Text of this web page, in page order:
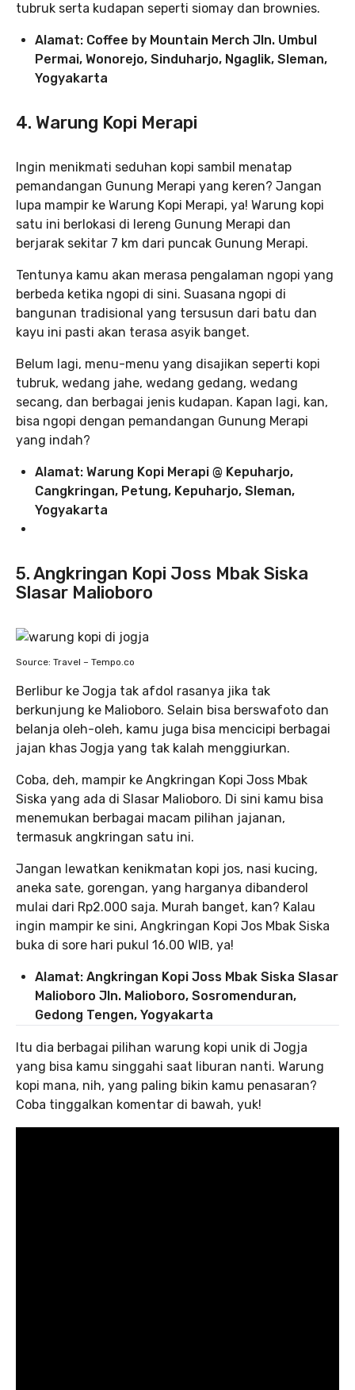
tubruk serta kudapan seperti siomay dan brownies.
Alamat: Coffee by Mountain Merch Jln. Umbul
Permai, Wonorejo, Sinduharjo, Ngaglik, Sleman,
Yogyakarta
4. Warung Kopi Merapi
Ingin menikmati seduhan kopi sambil menatap
pemandangan Gunung Merapi yang keren? Jangan
lupa mampir ke Warung Kopi Merapi, ya! Warung kopi
satu ini berlokasi di lereng Gunung Merapi dan
berjarak sekitar 7 km dari puncak Gunung Merapi.
Tentunya kamu akan merasa pengalaman ngopi yang
berbeda ketika ngopi di sini. Suasana ngopi di
bangunan tradisional yang tersusun dari batu dan
kayu ini pasti akan terasa asyik banget.
Belum lagi, menu-menu yang disajikan seperti kopi
tubruk, wedang jahe, wedang gedang, wedang
secang, dan berbagai jenis kudapan. Kapan lagi, kan,
bisa ngopi dengan pemandangan Gunung Merapi
yang indah?
Alamat: Warung Kopi Merapi @ Kepuharjo,
Cangkringan, Petung, Kepuharjo, Sleman,
Yogyakarta
5. Angkringan Kopi Joss Mbak Siska
Slasar Malioboro
Source: Travel – Tempo.co
Berlibur ke Jogja tak afdol rasanya jika tak
berkunjung ke Malioboro. Selain bisa berswafoto dan
belanja oleh-oleh, kamu juga bisa mencicipi berbagai
jajan khas Jogja yang tak kalah menggiurkan.
Coba, deh, mampir ke Angkringan Kopi Joss Mbak
Siska yang ada di Slasar Malioboro. Di sini kamu bisa
menemukan berbagai macam pilihan jajanan,
termasuk angkringan satu ini.
Jangan lewatkan kenikmatan kopi jos, nasi kucing,
aneka sate, gorengan, yang harganya dibanderol
mulai dari Rp2.000 saja. Murah banget, kan? Kalau
ingin mampir ke sini, Angkringan Kopi Jos Mbak Siska
buka di sore hari pukul 16.00 WIB, ya!
Alamat: Angkringan Kopi Joss Mbak Siska Slasar
Malioboro Jln. Malioboro, Sosromenduran,
Gedong Tengen, Yogyakarta
Itu dia berbagai pilihan warung kopi unik di Jogja
yang bisa kamu singgahi saat liburan nanti. Warung
kopi mana, nih, yang paling bikin kamu penasaran?
Coba tinggalkan komentar di bawah, yuk!